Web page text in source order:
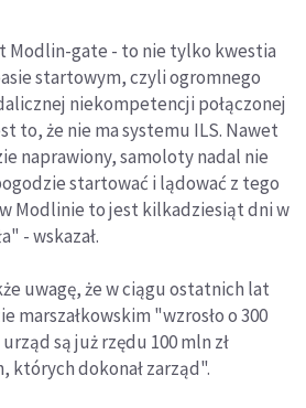
Modlin-gate - to nie tylko kwestia
startowym, czyli ogromnego
niekompetencji połączonej
to, że nie ma systemu ILS. Nawet
naprawiony, samoloty nadal nie
startować i lądować z tego
Modlinie to jest kilkadziesiąt dni w
- wskazał.
uwagę, że w ciągu ostatnich lat
marszałkowskim "wzrosło o 300
są już rzędu 100 mln zł
których dokonał zarząd".